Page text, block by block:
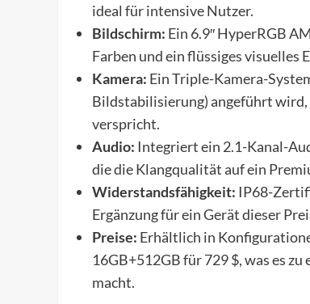
ideal für intensive Nutzer.
Bildschirm: Ein 6.9″ HyperRGB
Farben und ein flüssiges visuelles
Kamera: Ein Triple-Kamera-
Bildstabilisierung) angeführt wird,
verspricht.
Audio: Integriert ein 2.1-Kanal-
die die Klangqualität auf ein
Widerstandsfähigkeit: IP68-
Ergänzung für ein Gerät dieser
Preise: Erhältlich in
16GB+512GB für 729 $, was es
macht.